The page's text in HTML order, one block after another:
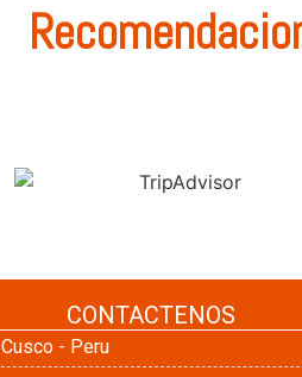
CONTACTENOS
Cusco - Peru